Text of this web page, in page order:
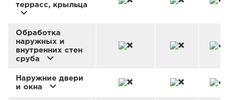
террасс, крыльца
Обработка
наружных и
внутренних стен
сруба
Наружние двери
и окна